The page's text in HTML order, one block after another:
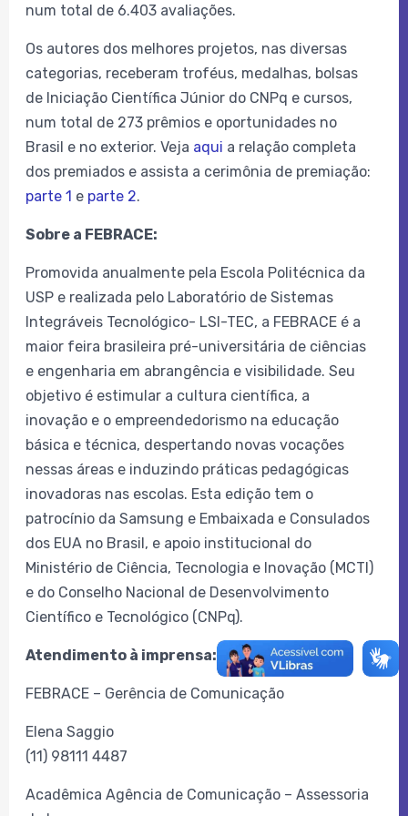
num total de 6.403 avaliações.
Os autores dos melhores projetos, nas diversas
categorias, receberam troféus, medalhas, bolsas
de Iniciação Científica Júnior do CNPq e cursos,
num total de 273 prêmios e oportunidades no
Brasil e no exterior. Veja aqui a relação completa
dos premiados e assista a cerimônia de premiação:
parte 1 e parte 2.
Sobre a FEBRACE:
Promovida anualmente pela Escola Politécnica da
USP e realizada pelo Laboratório de Sistemas
Integráveis Tecnológico- LSI-TEC, a FEBRACE é a
maior feira brasileira pré-universitária de ciências
e engenharia em abrangência e visibilidade. Seu
objetivo é estimular a cultura científica, a
inovação e o empreendedorismo na educação
básica e técnica, despertando novas vocações
nessas áreas e induzindo práticas pedagógicas
inovadoras nas escolas. Esta edição tem o
patrocínio da Samsung e Embaixada e Consulados
dos EUA no Brasil, e apoio institucional do
Ministério de Ciência, Tecnologia e Inovação (MCTI)
e do Conselho Nacional de Desenvolvimento
Científico e Tecnológico (CNPq).
Atendimento à imprensa:
FEBRACE – Gerência de Comunicação
Elena Saggio
(11) 98111 4487
Acadêmica Agência de Comunicação – Assessoria